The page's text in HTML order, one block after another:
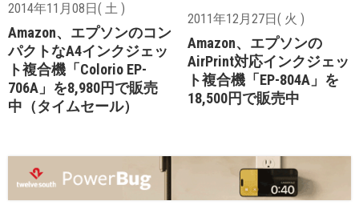
2014年11月08日( 土 )
Amazon、エプソンのコン
パクトなA4インクジェッ
ト複合機「Colorio EP-
706A」を8,980円で販売
中（タイムセール）
2011年12月27日( 火 )
Amazon、エプソンの
AirPrint対応インクジェッ
ト複合機「EP-804A」を
18,500円で販売中